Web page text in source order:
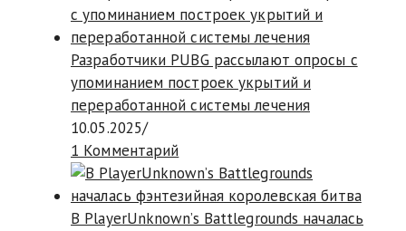
Разработчики PUBG рассылают опросы с
упоминанием построек укрытий и
переработанной системы лечения
10.05.2025/
1 Комментарий
В PlayerUnknown’s Battlegrounds началась